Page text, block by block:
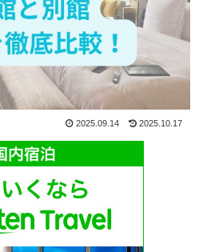
2025.09.14 2025.10.17